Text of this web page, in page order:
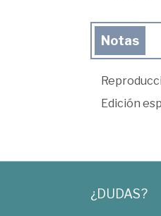
Notas
Edición
¿DUDAS?